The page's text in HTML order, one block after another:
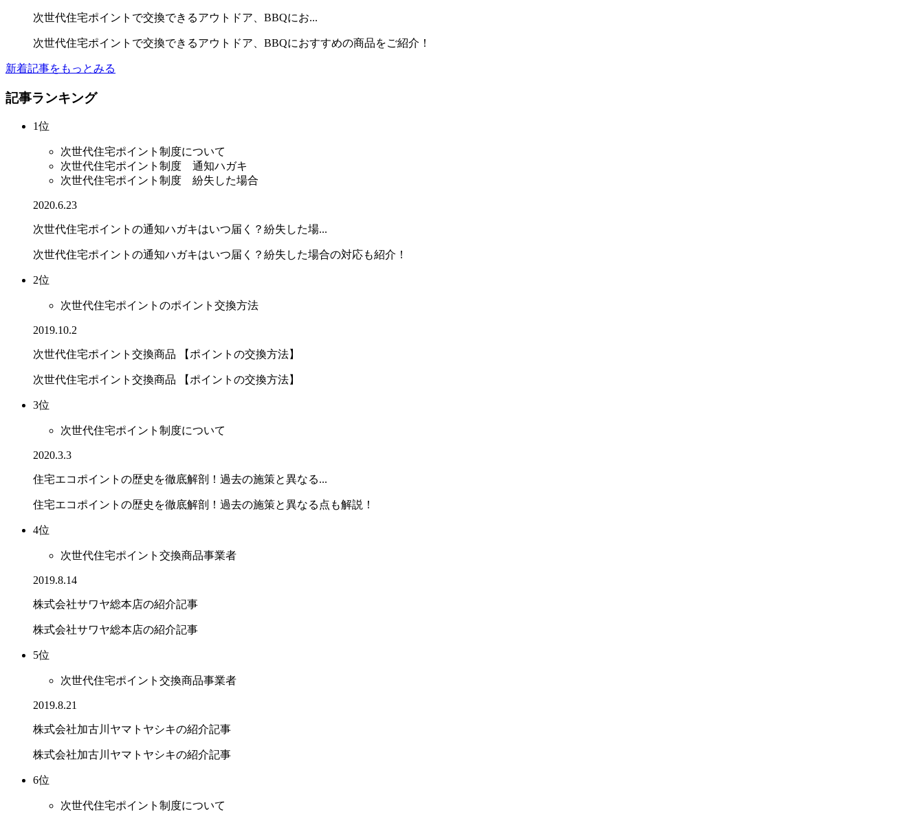
次世代住宅ポイントで交換できるアウトドア、BBQにお...
次世代住宅ポイントで交換できるアウトドア、BBQにおすすめの商品をご紹介！
新着記事をもっとみる
記事ランキング
1位
次世代住宅ポイント制度について
次世代住宅ポイント制度 通知ハガキ
次世代住宅ポイント制度 紛失した場合
2020.6.23
次世代住宅ポイントの通知ハガキはいつ届く？紛失した場...
次世代住宅ポイントの通知ハガキはいつ届く？紛失した場合の対応も紹介！
2位
次世代住宅ポイントのポイント交換方法
2019.10.2
次世代住宅ポイント交換商品 【ポイントの交換方法】
次世代住宅ポイント交換商品 【ポイントの交換方法】
3位
次世代住宅ポイント制度について
2020.3.3
住宅エコポイントの歴史を徹底解剖！過去の施策と異なる...
住宅エコポイントの歴史を徹底解剖！過去の施策と異なる点も解説！
4位
次世代住宅ポイント交換商品事業者
2019.8.14
株式会社サワヤ総本店の紹介記事
株式会社サワヤ総本店の紹介記事
5位
次世代住宅ポイント交換商品事業者
2019.8.21
株式会社加古川ヤマトヤシキの紹介記事
株式会社加古川ヤマトヤシキの紹介記事
6位
次世代住宅ポイント制度について